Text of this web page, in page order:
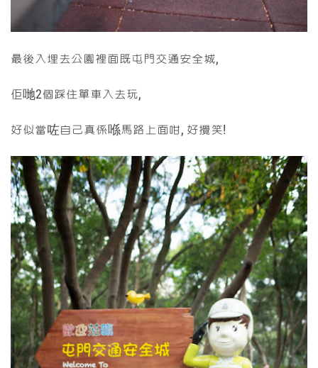
最後入埋去公園裡面既屯門交通安全城,
佢哋2個踩住單車入去玩,
好似當咗自己真係喺馬路上面咁, 好攪笑!